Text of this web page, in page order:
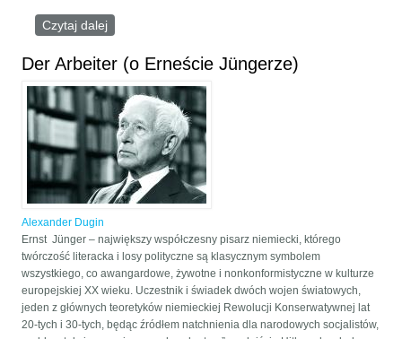
Czytaj dalej
Der Arbeiter (o Erneście Jüngerze)
Alexander Dugin
Ernst Jünger – największy współczesny pisarz niemiecki, którego
twórczość literacka i losy polityczne są klasycznym symbolem
wszystkiego, co awangardowe, żywotne i nonkonformistyczne w kulturze
europejskiej XX wieku. Uczestnik i świadek dwóch wojen światowych,
jeden z głównych teoretyków niemieckiej Rewolucji Konserwatywnej lat
20-tych i 30-tych, będąc źródłem natchnienia dla narodowych socjalistów,